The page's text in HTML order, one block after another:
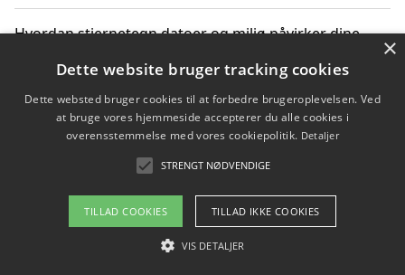
Hvordan stjernetegn datoer og miljø påvirker dine
Bæredygtige gadgets til en grønnere hverdag
Om / kontakt
Blog Betingelser
×
Dette website bruger tracking cookies
Dette websted bruger cookies til at forbedre brugeroplevelsen. Ved
at bruge vores hjemmeside accepterer du alle cookies i
overensstemmelse med vores cookiepolitik. Detaljer
STRENGT NØDVENDIGE
TILLAD COOKIES TILLAD IKKE COOKIES
VIS DETALJER